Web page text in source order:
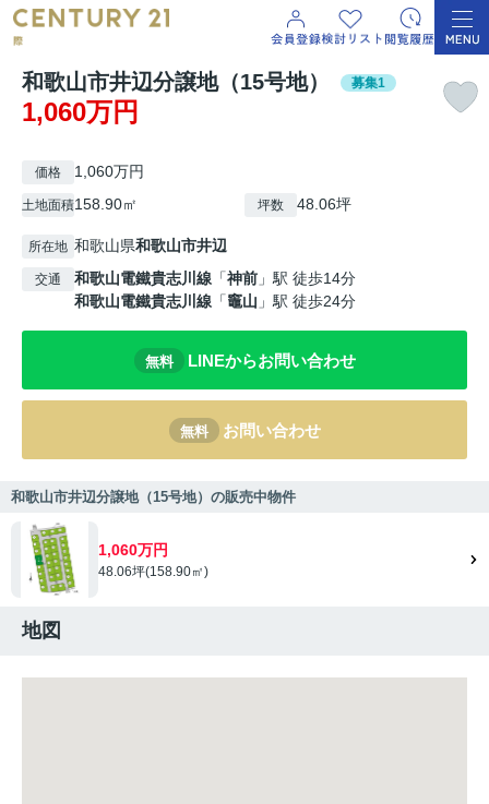
和歌山市井辺分譲地（15号地） 募集1
1,060万円
価格 1,060万円
土地面積158.90㎡ 坪数 48.06坪
所在地 和歌山県和歌山市井辺
交通 和歌山電鐵貴志川線 「神前 」駅 徒歩14分
和歌山電鐵貴志川線 「竈山 」駅 徒歩24分
無料 LINEからお問い合わせ
無料 お問い合わせ
和歌山市井辺分譲地（15号地）の販売中物件
1,060万円
48.06坪(158.90㎡)
地図